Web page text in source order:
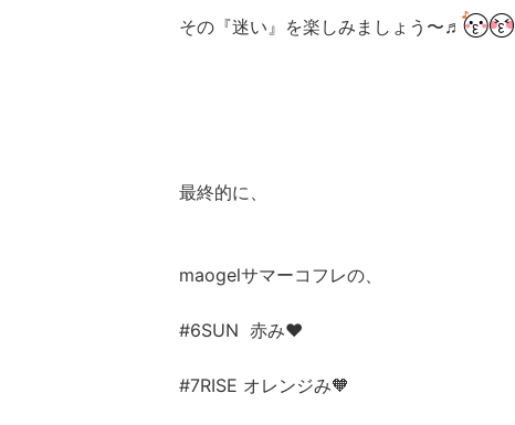
その『迷い』を楽しみましょう〜♬
最終的に、
maogelサマーコフレの、
#6SUN 赤み❤️
#7RISE オレンジみ🧡